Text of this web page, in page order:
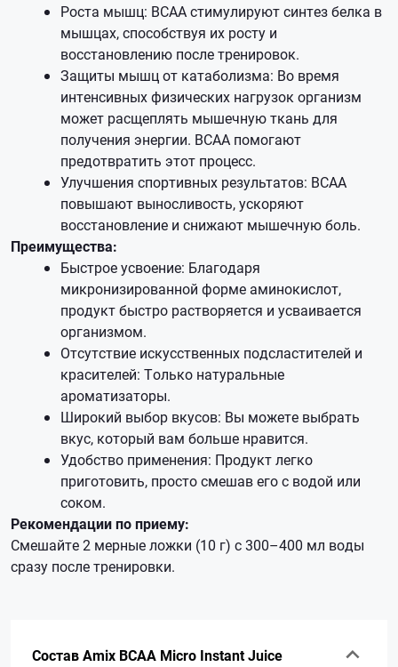
Роста мышц: BCAA стимулируют синтез белка в
мышцах, способствуя их росту и
восстановлению после тренировок.
Защиты мышц от катаболизма: Во время
интенсивных физических нагрузок организм
может расщеплять мышечную ткань для
получения энергии. BCAA помогают
предотвратить этот процесс.
Улучшения спортивных результатов: BCAA
повышают выносливость, ускоряют
восстановление и снижают мышечную боль.
Преимущества:
Быстрое усвоение: Благодаря
микронизированной форме аминокислот,
продукт быстро растворяется и усваивается
организмом.
Отсутствие искусственных подсластителей и
красителей: Только натуральные
ароматизаторы.
Широкий выбор вкусов: Вы можете выбрать
вкус, который вам больше нравится.
Удобство применения: Продукт легко
приготовить, просто смешав его с водой или
соком.
Рекомендации по приему:
Смешайте 2 мерные ложки (10 г) с 300–400 мл воды
сразу после тренировки.
Состав Amix BCAA Micro Instant Juice